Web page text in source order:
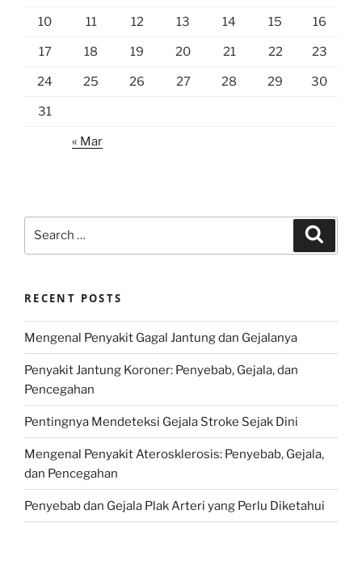
10 11 12 13 14 15 16
17 18 19 20 21 22 23
24 25 26 27 28 29 30
31
« Mar
RECENT POSTS
Mengenal Penyakit Gagal Jantung dan Gejalanya
Penyakit Jantung Koroner: Penyebab, Gejala, dan
Pencegahan
Pentingnya Mendeteksi Gejala Stroke Sejak Dini
Mengenal Penyakit Aterosklerosis: Penyebab, Gejala,
dan Pencegahan
Penyebab dan Gejala Plak Arteri yang Perlu Diketahui